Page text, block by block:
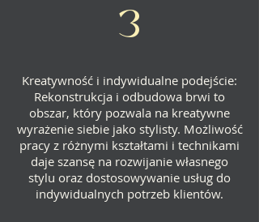
3
Kreatywność i indywidualne podejście:
Rekonstrukcja i odbudowa brwi to
obszar, który pozwala na kreatywne
wyrażenie siebie jako stylisty. Możliwość
pracy z różnymi kształtami i technikami
daje szansę na rozwijanie własnego
stylu oraz dostosowywanie usług do
indywidualnych potrzeb klientów.